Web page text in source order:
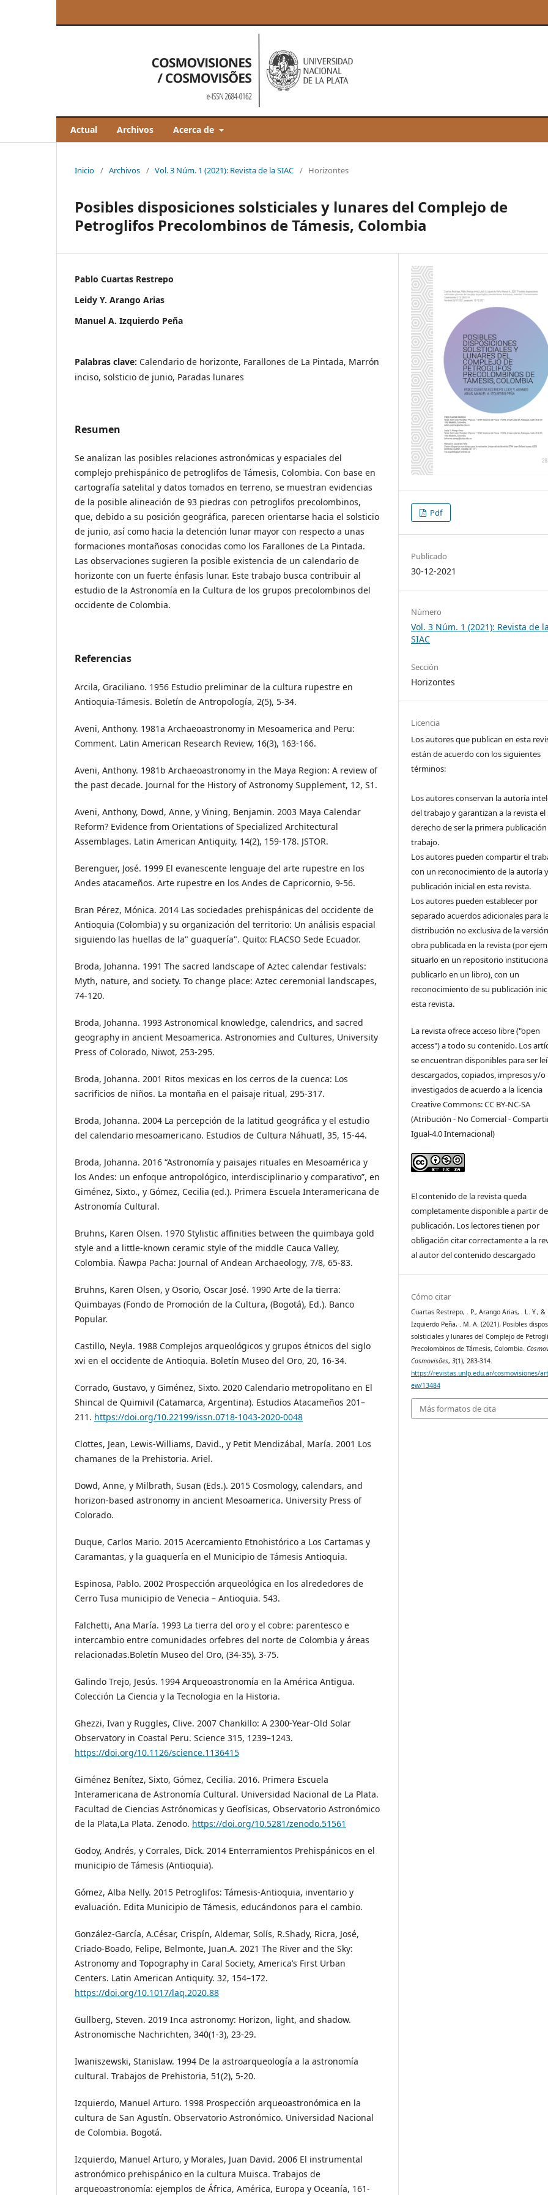
Actual Archivos Acerca de
Inicio / Archivos / Vol. 3 Núm. 1 (2021): Revista de la SIAC / Horizontes
Posibles disposiciones solsticiales y lunares del Complejo de
Petroglifos Precolombinos de Támesis, Colombia
Pablo Cuartas Restrepo
Leidy Y. Arango Arias
Manuel A. Izquierdo Peña
Palabras clave: Calendario de horizonte, Farallones de La Pintada, Marrón
inciso, solsticio de junio, Paradas lunares
Resumen
Se analizan las posibles relaciones astronómicas y espaciales del
complejo prehispánico de petroglifos de Támesis, Colombia. Con base en
cartografía satelital y datos tomados en terreno, se muestran evidencias
de la posible alineación de 93 piedras con petroglifos precolombinos,
que, debido a su posición geográfica, parecen orientarse hacia el solsticio
de junio, así como hacia la detención lunar mayor con respecto a unas
formaciones montañosas conocidas como los Farallones de La Pintada.
Las observaciones sugieren la posible existencia de un calendario de
horizonte con un fuerte énfasis lunar. Este trabajo busca contribuir al
estudio de la Astronomía en la Cultura de los grupos precolombinos del
occidente de Colombia.
Referencias
Arcila, Graciliano. 1956 Estudio preliminar de la cultura rupestre en
Antioquia-Támesis. Boletín de Antropología, 2(5), 5-34.
Aveni, Anthony. 1981a Archaeoastronomy in Mesoamerica and Peru:
Comment. Latin American Research Review, 16(3), 163-166.
Aveni, Anthony. 1981b Archaeoastronomy in the Maya Region: A review of
the past decade. Journal for the History of Astronomy Supplement, 12, S1.
Aveni, Anthony, Dowd, Anne, y Vining, Benjamin. 2003 Maya Calendar
Reform? Evidence from Orientations of Specialized Architectural
Assemblages. Latin American Antiquity, 14(2), 159-178. JSTOR.
Berenguer, José. 1999 El evanescente lenguaje del arte rupestre en los
Andes atacameños. Arte rupestre en los Andes de Capricornio, 9-56.
Bran Pérez, Mónica. 2014 Las sociedades prehispánicas del occidente de
Antioquia (Colombia) y su organización del territorio: Un análisis espacial
siguiendo las huellas de la" guaquería". Quito: FLACSO Sede Ecuador.
Broda, Johanna. 1991 The sacred landscape of Aztec calendar festivals:
Myth, nature, and society. To change place: Aztec ceremonial landscapes,
74-120.
Broda, Johanna. 1993 Astronomical knowledge, calendrics, and sacred
geography in ancient Mesoamerica. Astronomies and Cultures, University
Press of Colorado, Niwot, 253-295.
Broda, Johanna. 2001 Ritos mexicas en los cerros de la cuenca: Los
sacriﬁcios de niños. La montaña en el paisaje ritual, 295-317.
Broda, Johanna. 2004 La percepción de la latitud geográﬁca y el estudio
del calendario mesoamericano. Estudios de Cultura Náhuatl, 35, 15-44.
Broda, Johanna. 2016 “Astronomía y paisajes rituales en Mesoamérica y
los Andes: un enfoque antropológico, interdisciplinario y comparativo”, en
Giménez, Sixto., y Gómez, Cecilia (ed.). Primera Escuela Interamericana de
Astronomía Cultural.
Bruhns, Karen Olsen. 1970 Stylistic aﬃnities between the quimbaya gold
style and a little-known ceramic style of the middle Cauca Valley,
Colombia. Ñawpa Pacha: Journal of Andean Archaeology, 7/8, 65-83.
Bruhns, Karen Olsen, y Osorio, Oscar José. 1990 Arte de la tierra:
Quimbayas (Fondo de Promoción de la Cultura, (Bogotá), Ed.). Banco
Popular.
Castillo, Neyla. 1988 Complejos arqueológicos y grupos étnicos del siglo
xvi en el occidente de Antioquia. Boletín Museo del Oro, 20, 16-34.
Corrado, Gustavo, y Giménez, Sixto. 2020 Calendario metropolitano en El
Shincal de Quimivil (Catamarca, Argentina). Estudios Atacameños 201–
211. https://doi.org/10.22199/issn.0718-1043-2020-0048
Clottes, Jean, Lewis-Williams, David., y Petit Mendizábal, María. 2001 Los
chamanes de la Prehistoria. Ariel.
Dowd, Anne, y Milbrath, Susan (Eds.). 2015 Cosmology, calendars, and
horizon-based astronomy in ancient Mesoamerica. University Press of
Colorado.
Duque, Carlos Mario. 2015 Acercamiento Etnohistórico a Los Cartamas y
Caramantas, y la guaquería en el Municipio de Támesis Antioquia.
Espinosa, Pablo. 2002 Prospección arqueológica en los alrededores de
Cerro Tusa municipio de Venecia – Antioquia. 543.
Falchetti, Ana María. 1993 La tierra del oro y el cobre: parentesco e
intercambio entre comunidades orfebres del norte de Colombia y áreas
relacionadas.Boletín Museo del Oro, (34-35), 3-75.
Galindo Trejo, Jesús. 1994 Arqueoastronomía en la América Antigua.
Colección La Ciencia y la Tecnologia en la Historia.
Ghezzi, Ivan y Ruggles, Clive. 2007 Chankillo: A 2300-Year-Old Solar
Observatory in Coastal Peru. Science 315, 1239–1243.
https://doi.org/10.1126/science.1136415
Giménez Benítez, Sixto, Gómez, Cecilia. 2016. Primera Escuela
Interamericana de Astronomía Cultural. Universidad Nacional de La Plata.
Facultad de Ciencias Astrónomicas y Geofísicas, Observatorio Astronómico
de la Plata,La Plata. Zenodo. https://doi.org/10.5281/zenodo.51561
Godoy, Andrés, y Corrales, Dick. 2014 Enterramientos Prehispánicos en el
municipio de Támesis (Antioquia).
Gómez, Alba Nelly. 2015 Petroglifos: Támesis-Antioquia, inventario y
evaluación. Edita Municipio de Támesis, educándonos para el cambio.
González-García, A.César, Crispín, Aldemar, Solís, R.Shady, Ricra, José,
Criado-Boado, Felipe, Belmonte, Juan.A. 2021 The River and the Sky:
Astronomy and Topography in Caral Society, America’s First Urban
Centers. Latin American Antiquity. 32, 154–172.
https://doi.org/10.1017/laq.2020.88
Gullberg, Steven. 2019 Inca astronomy: Horizon, light, and shadow.
Astronomische Nachrichten, 340(1-3), 23-29.
Iwaniszewski, Stanislaw. 1994 De la astroarqueología a la astronomía
cultural. Trabajos de Prehistoria, 51(2), 5-20.
Izquierdo, Manuel Arturo. 1998 Prospección arqueoastronómica en la
cultura de San Agustín. Observatorio Astronómico. Universidad Nacional
de Colombia. Bogotá.
Izquierdo, Manuel Arturo, y Morales, Juan David. 2006 El instrumental
astronómico prehispánico en la cultura Muisca. Trabajos de
arqueoastronomía: ejemplos de África, América, Europa y Oceanía, 161-
Pdf
Publicado
30-12-2021
Número
Vol. 3 Núm. 1 (2021): Revista de la
SIAC
Sección
Horizontes
Licencia
Los autores que publican en esta
están de acuerdo con los siguientes
términos:
Los autores conservan la autoría
del trabajo y garantizan a la revista el
derecho de ser la primera
trabajo.
Los autores pueden compartir el
con un reconocimiento de la autoría
publicación inicial en esta revista.
Los autores pueden establecer por
separado acuerdos adicionales para
distribución no exclusiva de la
obra publicada en la revista (por
situarlo en un repositorio
publicarlo en un libro), con un
reconocimiento de su publicación
esta revista.
La revista ofrece acceso libre ("open
access") a todo su contenido. Los
se encuentran disponibles para ser
descargados, copiados, impresos y/o
investigados de acuerdo a la licencia
Creative Commons: CC BY-NC-SA
(Atribución - No Comercial -
Igual-4.0 Internacional)
El contenido de la revista queda
completamente disponible a partir
publicación. Los lectores tienen por
obligación citar correctamente a la
al autor del contenido descargado
Cómo citar
Cuartas Restrepo, . P., Arango Arias, . L. Y., &
Izquierdo Peña, . M. A. (2021). Posibles
solsticiales y lunares del Complejo de
Precolombinos de Támesis, Colombia.
Cosmovisões,3(1), 283-314.
https://revistas.unlp.edu.ar/cosmovisiones/
ew/13484
Más formatos de cita